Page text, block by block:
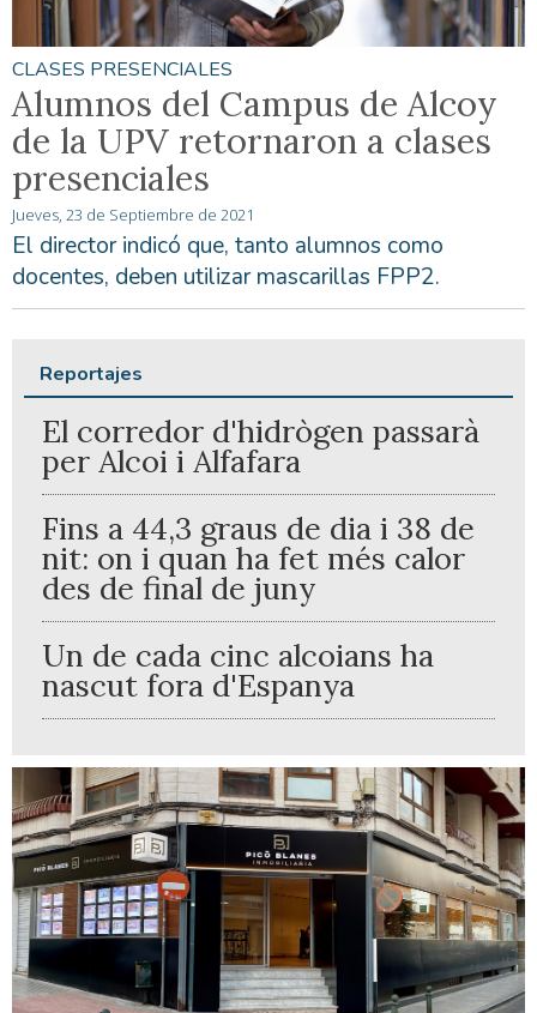
CLASES PRESENCIALES
Alumnos del Campus de Alcoy
de la UPV retornaron a clases
presenciales
Jueves, 23 de Septiembre de 2021
El director indicó que, tanto alumnos como
docentes, deben utilizar mascarillas FPP2.
Reportajes
El corredor d'hidrògen passarà
per Alcoi i Alfafara
Fins a 44,3 graus de dia i 38 de
nit: on i quan ha fet més calor
des de final de juny
Un de cada cinc alcoians ha
nascut fora d'Espanya